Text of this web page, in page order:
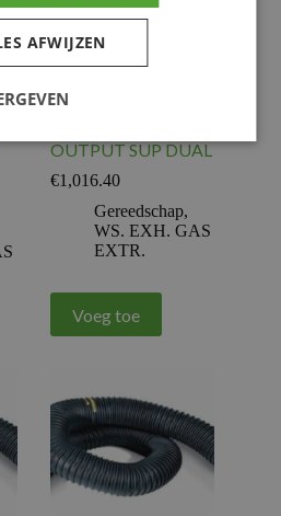
OUTPUT SUP DUAL
€1,016.40
Gereedschap,
WS. EXH. GAS
EXTR.
Voeg toe
AFWIJZEN